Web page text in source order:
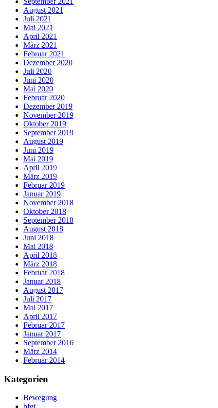
August 2021
Juli 2021
Mai 2021
April 2021
März 2021
Februar 2021
Dezember 2020
Juli 2020
Juni 2020
Mai 2020
Februar 2020
Dezember 2019
November 2019
Oktober 2019
September 2019
August 2019
Juni 2019
Mai 2019
April 2019
März 2019
Februar 2019
Januar 2019
November 2018
Oktober 2018
September 2018
August 2018
Juni 2018
Mai 2018
April 2018
März 2018
Februar 2018
Januar 2018
August 2017
Juli 2017
Mai 2017
April 2017
Februar 2017
Januar 2017
September 2016
März 2014
Februar 2014
Kategorien
Bewegung